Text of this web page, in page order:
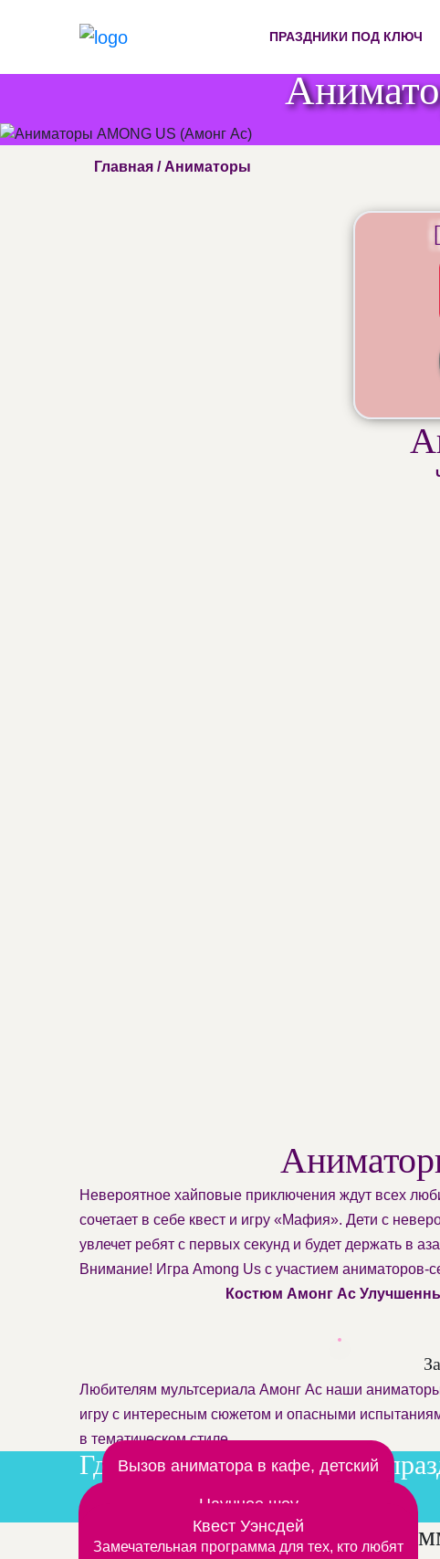
ПРАЗДНИКИ ПОД КЛЮЧ
Главная / Аниматоры
Невероятное хайповые приключения ждут всех
сочетает в себе квест и игру «Мафия». Дети с
увлечет ребят с первых секунд и будет держать в
Внимание! Игра Among Us с участием аниматоров-
Костюм Амонг Ас
Любителям мультсериала Амонг Ас наши аниматоры
игру с интересным сюжетом и опасными
в тематическом стиле.
Где мы проводим детские
Заказать аниматора на дом
Вызов аниматора в кафе, детский
Дополнительные шоу
Научное шоу
Вместе с аниматором открываем мир химии
и физики
Квест Уэнсдей
Замечательная программа для тех, кто любят